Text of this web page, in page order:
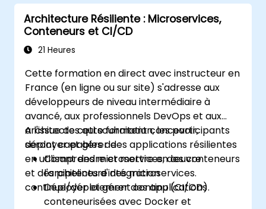
traitement de données en temps réel.
Assurer la tolérance aux pannes et
l'évolutivité dans les applications Kafka.
Architecture Résiliente : Microservices,
Conteneurs et CI/CD
21 Heures
Cette formation en direct avec instructeur en
France (en ligne ou sur site) s'adresse aux
développeurs de niveau intermédiaire à
avancé, aux professionnels DevOps et aux
architectes qui souhaitent concevoir,
déployer et gérer des applications résilientes
en utilisant des microservices, des conteneurs
et des pipelines d'intégration
continue/déploiement continu (CI/CD).
A l'issue de cette formation, les participants
seront capables de :
Comprendre et mettre en œuvre
l'architecture des microservices.
Déployer et gérer des applications
conteneurisées avec Docker et